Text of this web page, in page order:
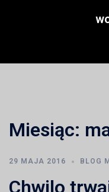
Miesiąc:
29 MAJA 2016 BLOG
Chwilo